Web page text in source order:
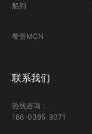
船到
餐赞MCN
联系我们
热线咨询：
186-0385-9071